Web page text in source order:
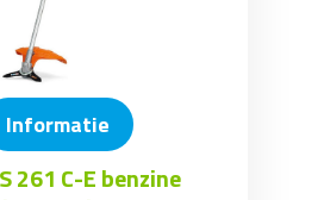
Informatie
261 C-E benzine